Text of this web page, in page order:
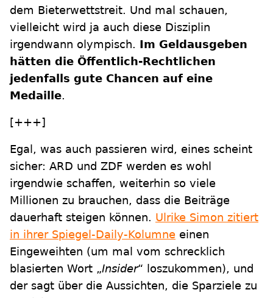
dem Bieterwettstreit. Und mal schauen,
vielleicht wird ja auch diese Disziplin
irgendwann olympisch. Im Geldausgeben
hätten die Öffentlich-Rechtlichen
jedenfalls gute Chancen auf eine
Medaille.
[+++]
Egal, was auch passieren wird, eines scheint
sicher: ARD und ZDF werden es wohl
irgendwie schaffen, weiterhin so viele
Millionen zu brauchen, dass die Beiträge
dauerhaft steigen können. Ulrike Simon zitiert
in ihrer Spiegel-Daily-Kolumne einen
Eingeweihten (um mal vom schrecklich
blasierten Wort „Insider“ loszukommen), und
der sagt über die Aussichten, die Sparziele zu